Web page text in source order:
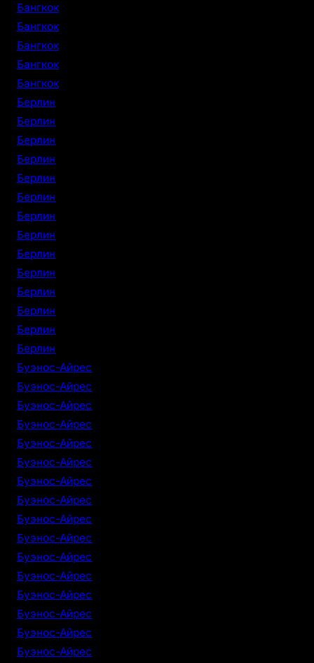
Бангкок
Бангкок
Бангкок
Бангкок
Бангкок
Берлин
Берлин
Берлин
Берлин
Берлин
Берлин
Берлин
Берлин
Берлин
Берлин
Берлин
Берлин
Берлин
Берлин
Буэнос-Айрес
Буэнос-Айрес
Буэнос-Айрес
Буэнос-Айрес
Буэнос-Айрес
Буэнос-Айрес
Буэнос-Айрес
Буэнос-Айрес
Буэнос-Айрес
Буэнос-Айрес
Буэнос-Айрес
Буэнос-Айрес
Буэнос-Айрес
Буэнос-Айрес
Буэнос-Айрес
Буэнос-Айрес